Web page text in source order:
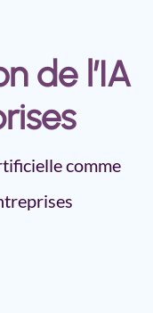
de l’IA
comme